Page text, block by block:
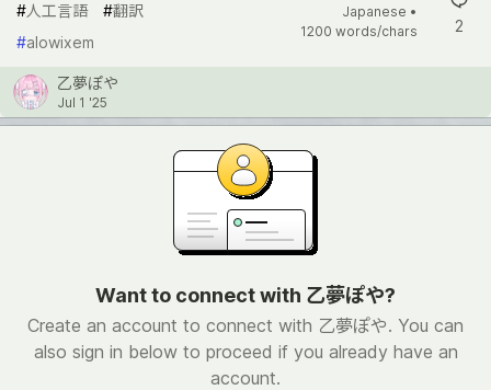
#人工言語 #翻訳
#alowixem
Japanese •
1200 words/chars
2
乙夢ぽや
Jul 1 '25
Want to connect with 乙夢ぽや?
Create an account to connect with 乙夢ぽや. You can
also sign in below to proceed if you already have an
account.